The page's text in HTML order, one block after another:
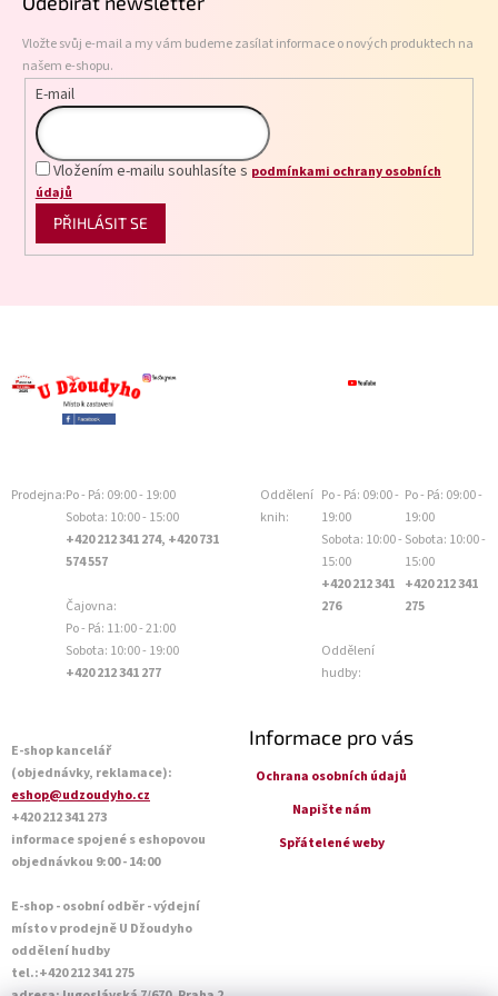
Vložte svůj e-mail a my vám budeme zasílat informace o nových produktech na
našem e-shopu.
E-mail
Vložením e-mailu souhlasíte s podmínkami ochrany osobních
údajů
PŘIHLÁSIT SE
Prodejna:Po - Pá: 09:00 - 19:00
Sobota: 10:00 - 15:00
+420 212 341 274, +420 731
574 557
Čajovna:
Po - Pá: 11:00 - 21:00
Sobota: 10:00 - 19:00
+420 212 341 277
Oddělení
knih:
Po - Pá: 09:00 -
19:00
Sobota: 10:00 -
15:00
+420 212 341
276
Oddělení
hudby:
Po - Pá: 09:00 -
19:00
Sobota: 10:00 -
15:00
+420 212 341
275
E-shop kancelář
(objednávky, reklamace):
eshop@udzoudyho.cz
+420 212 341 273
informace spojené s eshopovou
objednávkou 9:00 - 14:00
E-shop - osobní odběr - výdejní
místo v prodejně U Džoudyho
oddělení hudby
tel.:+420 212 341 275
Informace pro vás
Ochrana osobních údajů
Napište nám
Spřátelené weby